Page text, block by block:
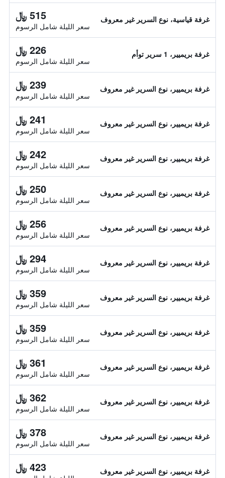
غرفة قياسية، نوع السرير غير معروف 515 ﷼
سعر الليلة شامل الرسوم
غرفة بريميير، 1 سرير توأم 226 ﷼
سعر الليلة شامل الرسوم
غرفة بريميير، نوع السرير غير معروف 239 ﷼
سعر الليلة شامل الرسوم
غرفة بريميير، نوع السرير غير معروف 241 ﷼
سعر الليلة شامل الرسوم
غرفة بريميير، نوع السرير غير معروف 242 ﷼
سعر الليلة شامل الرسوم
غرفة بريميير، نوع السرير غير معروف 250 ﷼
سعر الليلة شامل الرسوم
غرفة بريميير، نوع السرير غير معروف 256 ﷼
سعر الليلة شامل الرسوم
غرفة بريميير، نوع السرير غير معروف 294 ﷼
سعر الليلة شامل الرسوم
غرفة بريميير، نوع السرير غير معروف 359 ﷼
سعر الليلة شامل الرسوم
غرفة بريميير، نوع السرير غير معروف 359 ﷼
سعر الليلة شامل الرسوم
غرفة بريميير، نوع السرير غير معروف 361 ﷼
سعر الليلة شامل الرسوم
غرفة بريميير، نوع السرير غير معروف 362 ﷼
سعر الليلة شامل الرسوم
غرفة بريميير، نوع السرير غير معروف 378 ﷼
سعر الليلة شامل الرسوم
غرفة بريميير، نوع السرير غير معروف 423 ﷼